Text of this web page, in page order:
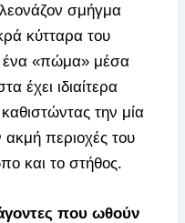
σμήγμα
κύτταρα του
ένα «πώμα» μέσα
έχει ιδιαίτερα
την μία
ακμή περιοχές του
και το στήθος.
που ωθούν